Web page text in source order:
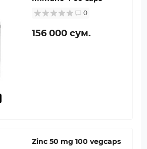
0
156 000 сум.
Zinc 50 mg 100 vegcaps